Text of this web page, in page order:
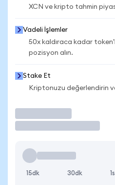
XCN ve kripto tahmin
Vadeli İşlemler
50x kaldıraca kadar
pozisyon alın.
Stake Et
Kriptonuzu değerlendirin
15dk 30dk